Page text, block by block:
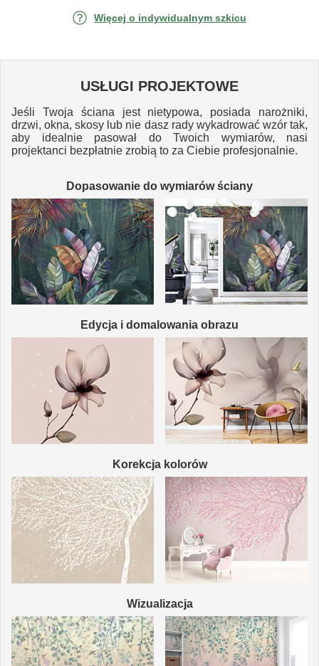
Więcej o indywidualnym szkicu
USŁUGI PROJEKTOWE
Jeśli Twoja ściana jest nietypowa, posiada narożniki,
drzwi, okna, skosy lub nie dasz rady wykadrować wzór tak,
aby idealnie pasował do Twoich wymiarów, nasi
projektanci bezpłatnie zrobią to za Ciebie profesjonalnie.
Dopasowanie do wymiarów ściany
Edycja i domalowania obrazu
Korekcja kolorów
Wizualizacja